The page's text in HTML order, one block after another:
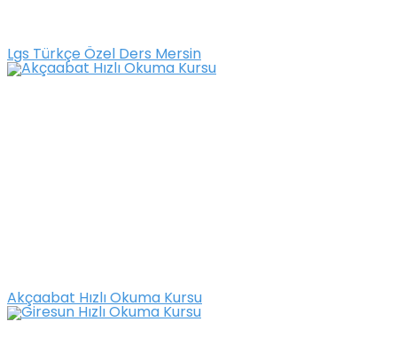
Lgs Türkçe Özel Ders Mersin
Akçaabat Hızlı Okuma Kursu